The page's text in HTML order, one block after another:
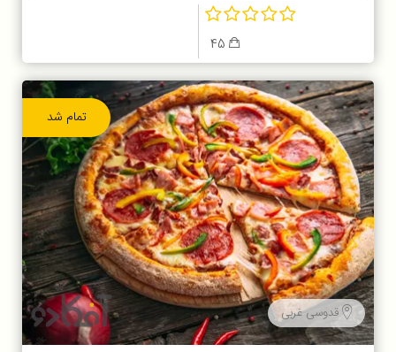
تمام شد
قدوسی غربی